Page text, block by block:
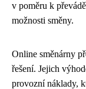
v poměru k
možnosti směny.
Online směnárny
řešení. Jejich
provozní náklady,